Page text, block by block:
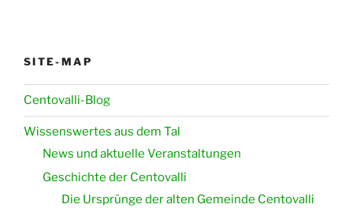
SITE-MAP
Centovalli-Blog
Wissenswertes aus dem Tal
News und aktuelle Veranstaltungen
Geschichte der Centovalli
Die Ursprünge der alten Gemeinde Centovalli